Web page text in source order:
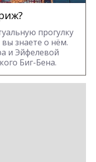
прогулку
знаете о нём.
и Эйфелевой
Биг-Бена.